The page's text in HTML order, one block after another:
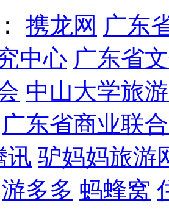
携龙网 广东
中心 广东省
中山大学旅
广东省商业联
讯 驴妈妈旅游
游多多 蚂蜂窝